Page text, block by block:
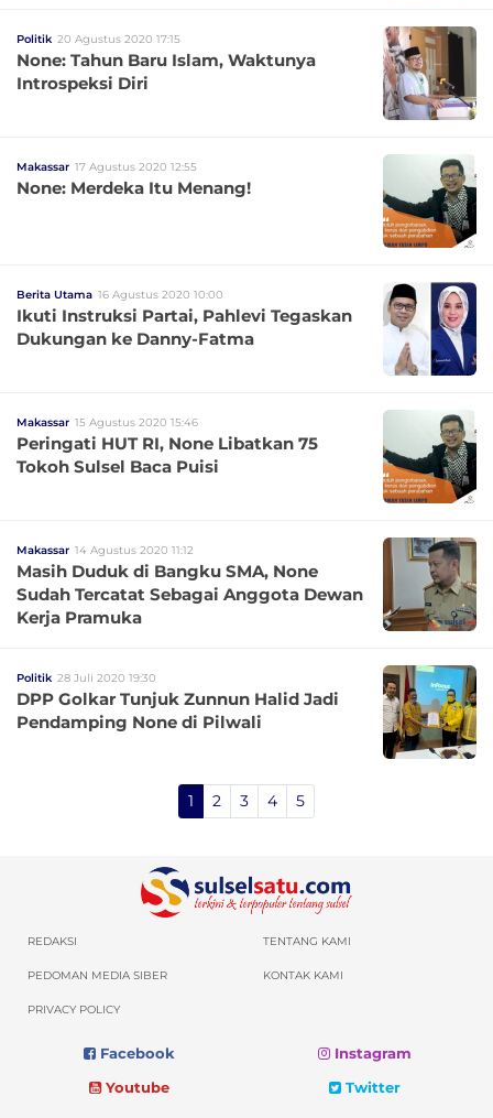
Politik 20 Agustus 2020 17:15
None: Tahun Baru Islam, Waktunya
Introspeksi Diri
Makassar 17 Agustus 2020 12:55
None: Merdeka Itu Menang!
Berita Utama 16 Agustus 2020 10:00
Ikuti Instruksi Partai, Pahlevi Tegaskan
Dukungan ke Danny-Fatma
Makassar 15 Agustus 2020 15:46
Peringati HUT RI, None Libatkan 75
Tokoh Sulsel Baca Puisi
Makassar 14 Agustus 2020 11:12
Masih Duduk di Bangku SMA, None
Sudah Tercatat Sebagai Anggota Dewan
Kerja Pramuka
Politik 28 Juli 2020 19:30
DPP Golkar Tunjuk Zunnun Halid Jadi
Pendamping None di Pilwali
1 2 3 4 5
REDAKSI TENTANG KAMI
PEDOMAN MEDIA SIBER KONTAK KAMI
PRIVACY POLICY
Facebook
Instagram
Youtube
Twitter